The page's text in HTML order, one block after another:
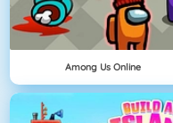
Among Us Online